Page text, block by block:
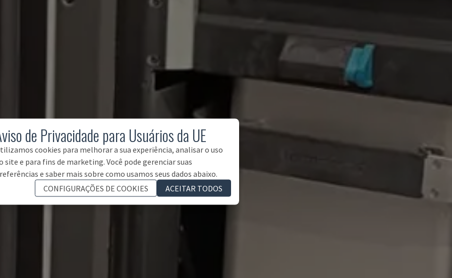
de Privacidade para Usuários da UE
cookies para melhorar a sua experiência, analisar o uso
site e para fins de marketing. Você pode gerenciar suas
e saber mais sobre como usamos seus dados abaixo.
CONFIGURAÇÕES DE COOKIES
ACEITAR TODOS